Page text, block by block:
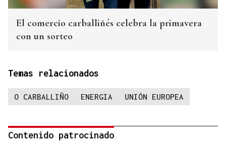
El comercio carballiñés celebra la primavera
con un sorteo
Temas relacionados
O CARBALLIÑO ENERGIA UNIÓN EUROPEA
Contenido patrocinado